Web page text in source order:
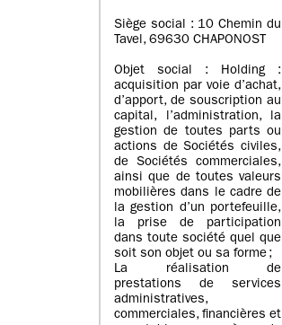
Siège social : 10 Chemin du
Tavel, 69630 CHAPONOST
Objet social : Holding :
acquisition par voie d’achat,
d’apport, de souscription au
capital, l’administration, la
gestion de toutes parts ou
actions de Sociétés civiles,
de Sociétés commerciales,
ainsi que de toutes valeurs
mobilières dans le cadre de
la gestion d’un portefeuille,
la prise de participation
dans toute société quel que
soit son objet ou sa forme ;
La réalisation de
prestations de services
administratives,
commerciales, financières et